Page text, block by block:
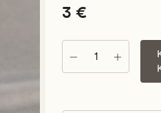
Pris_ee
€.
Vanlig
pris_ee
Pris_ee
3 €
Kogus